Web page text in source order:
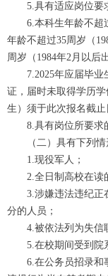
5.具有适应岗位要求
6.本科生年龄不超过
年龄不超过35周岁（
周岁（1984年2月以后
7.2025年应届毕业生
证，届时未取得学历
生）须于此次报名截
8.具有岗位所要求的
（二）具有下列情
1.现役军人；
2.全日制高校在读的
3.涉嫌违法违纪正在
分的人员；
4.被依法列为失信
5.在校期间受到院
6.在公务员招录和事